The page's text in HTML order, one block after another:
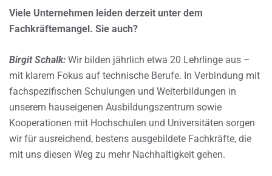
Viele Unternehmen leiden derzeit unter dem
Fachkräftemangel. Sie auch?
Birgit Schalk: Wir bilden jährlich etwa 20 Lehrlinge aus –
mit klarem Fokus auf technische Berufe. In Verbindung mit
fachspezifischen Schulungen und Weiterbildungen in
unserem hauseigenen Ausbildungszentrum sowie
Kooperationen mit Hochschulen und Universitäten sorgen
wir für ausreichend, bestens ausgebildete Fachkräfte, die
mit uns diesen Weg zu mehr Nachhaltigkeit gehen.